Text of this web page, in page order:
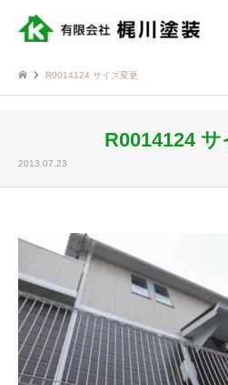
R0014124 サイズ変更
R0014124
2013.07.23